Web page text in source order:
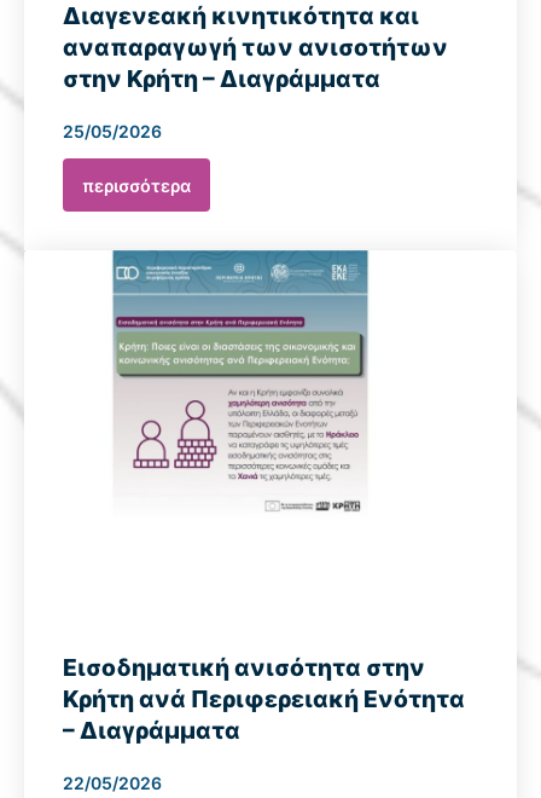
Διαγενεακή κινητικότητα και
αναπαραγωγή των ανισοτήτων
στην Κρήτη – Διαγράμματα
25/05/2026
περισσότερα
Εισοδηματική ανισότητα στην
Κρήτη ανά Περιφερειακή Ενότητα
– Διαγράμματα
22/05/2026